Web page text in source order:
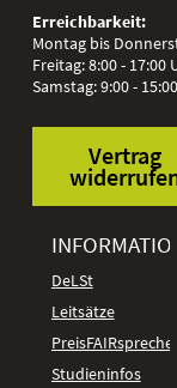
Erreichbarkeit:
Montag bis
Freitag: 8:00 - 17:00
Samstag: 9:00 -
Vertrag
DeLSt
Leitsätze
PreisFAIRsprechen
Studieninfos